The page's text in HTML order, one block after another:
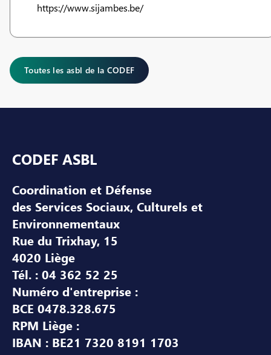
https://www.sijambes.be/
Toutes les asbl de la CODEF
CODEF ASBL
Coordination et Défense
des Services Sociaux, Culturels et
Environnementaux
Rue du Trixhay, 15
4020 Liège
Tél. : 04 362 52 25
Numéro d'entreprise :
BCE 0478.328.675
RPM Liège :
IBAN : BE21 7320 8191 1703